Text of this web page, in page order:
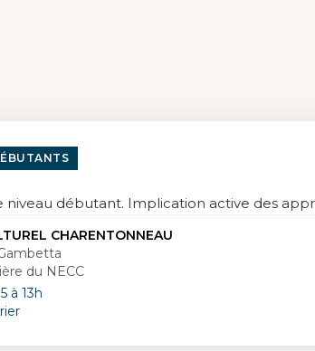
niveau débutant. Implication active des
CHARENTONNEAU
du NECC
à 13h